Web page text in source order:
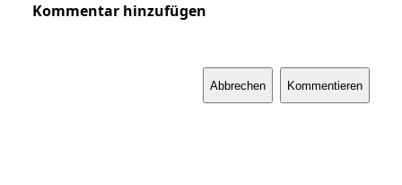
Kommentar hinzufügen
Abbrechen Kommentieren